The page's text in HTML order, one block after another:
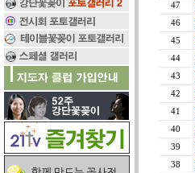
47
46
45
44
43
42
41
40
39
38